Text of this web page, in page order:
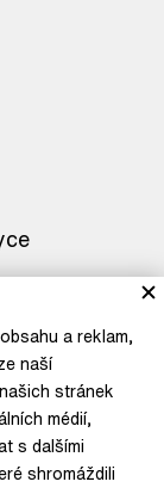
a reklam,
naší
stránek
médií,
s dalšími
shromáždili